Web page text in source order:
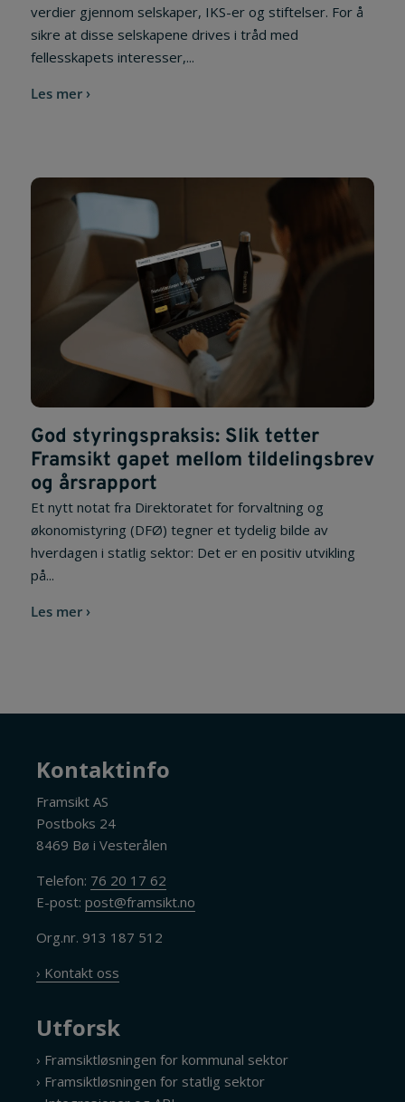
verdier gjennom selskaper, IKS-er og stiftelser. For å
sikre at disse selskapene drives i tråd med
fellesskapets interesser,...
Les mer ›
God styringspraksis: Slik tetter
Framsikt gapet mellom tildelingsbrev
og årsrapport
Et nytt notat fra Direktoratet for forvaltning og
økonomistyring (DFØ) tegner et tydelig bilde av
hverdagen i statlig sektor: Det er en positiv utvikling
på...
Les mer ›
Kontaktinfo
Framsikt AS
Postboks 24
8469 Bø i Vesterålen
Telefon: 76 20 17 62
E-post:post@framsikt.no
Org.nr. 913 187 512
› Kontakt oss
Utforsk
› Framsiktløsningen for kommunal sektor
› Framsiktløsningen for statlig sektor